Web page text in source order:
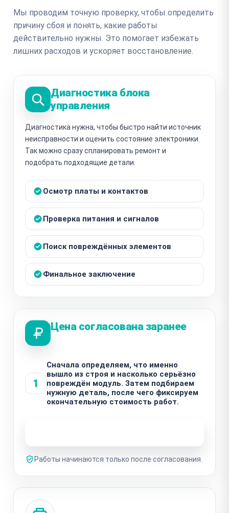
Мы проводим точную проверку, чтобы определить
причину сбоя и понять, какие работы
действительно нужны. Это помогает избежать
лишних расходов и ускоряет восстановление.
Диагностика блока
управления
Диагностика нужна, чтобы быстро найти источник
неисправности и оценить состояние электроники.
Так можно сразу спланировать ремонт и
подобрать подходящие детали.
Осмотр платы и контактов
Проверка питания и сигналов
Поиск повреждённых элементов
Финальное заключение
Цена согласована заранее
1
Сначала определяем, что именно
вышло из строя и насколько серьёзно
повреждён модуль. Затем подбираем
нужную деталь, после чего фиксируем
окончательную стоимость работ.
Работы начинаются только после согласования.